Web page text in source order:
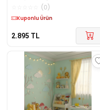
Yataklı Minder Yatak (0-4 YAŞ)
SARI KIRMIZI TARAFTAR DESEN
(0)
Kargo Bedava
2.895 TL